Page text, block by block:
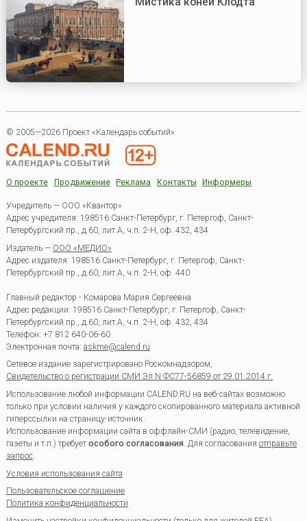
© 2005—2026 Проект «Календарь событий»
О проекте Продвижение Реклама Контакты Информеры
Учредитель — ООО «Квантор»
Адрес учредителя: 198516 Санкт-Петербург, г. Петергоф, Санкт-
Петербургский пр., д.60, лит.А, ч.п. 2-Н, оф. 432, 434
Издатель — ООО «МЕДИО»
Адрес издателя: 198516 Санкт-Петербург, г. Петергоф, Санкт-
Петербургский пр., д.60, лит.А, ч.п. 2-Н, оф. 440
Главный редактор - Комарова Мария Сергеевна
Адрес редакции: 198516 Санкт-Петербург, г. Петергоф, Санкт-
Петербургский пр., д.60, лит.А, ч.п. 2-Н, оф. 432, 434
Телефон: +7 812 640-06-60
Электронная почта: askme@calend.ru
Сетевое издание зарегистрировано Роскомнадзором,
Свидетельство о регистрации СМИ Эл.N ФС77-56859 от 29.01.2014 г.
Использование любой информации CALEND.RU на веб-сайтах возможно
только при условии наличия у каждого скопированного материала активной
гиперссылки на страницу-источник.
Использование информации сайта в оффлайн-СМИ (радио, телевидение,
газеты и т.п.) требуетособого согласования. Для согласования отправьте
запрос.
Условия использования сайта
Пользовательское соглашение
Политика конфиденциальности